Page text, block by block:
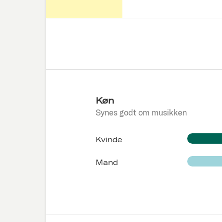
Køn
Synes godt om musikken
Kvinde
Mand